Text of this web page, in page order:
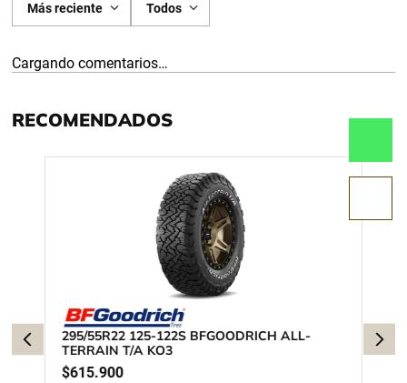
Más reciente Todos
Cargando comentarios…
RECOMENDADOS
295/55R22 125-122S BFGOODRICH ALL-
TERRAIN T/A KO3
$615.900